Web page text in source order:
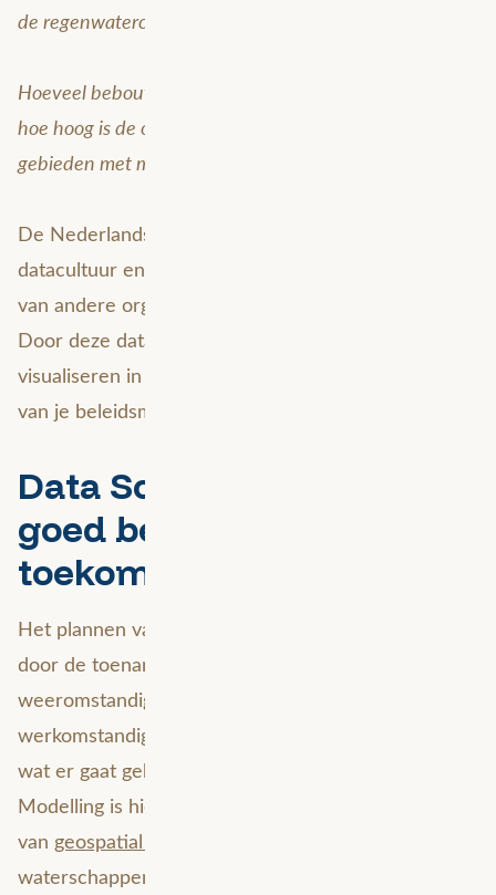
de regenwatercapaciteit?
Hoeveel bebouwing is er in een bepaald gebied? En:
hoe hoog is de opnamecapaciteit van het riool in de
gebieden met meer bebouwing?
De Nederlandse publieke sector kent een open
datacultuur en daarom is er heel veel data te vinden
van andere organisaties die je vrij kunt gebruiken.
Door deze data vervolgens op de juiste manier te
visualiseren in een digitale kaart, maak je het leven
van je beleidsmedewerkers een stuk makkelijker.
Data Science: voor een
goed beeld over de
toekomst
Het plannen van werkzaamheden wordt lastiger
door de toename van extreme regenval. Grillige
weeromstandigheden zorgen blijkbaar voor grillige
werkomstandigheden. Gelukkig kun je voorspellen
wat er gaat gebeuren in relatie tot water. Flood
Modelling is hier een voorbeeld van. Dit is een vorm
van geospatial data science
waterschappen super relevante inzichten kan